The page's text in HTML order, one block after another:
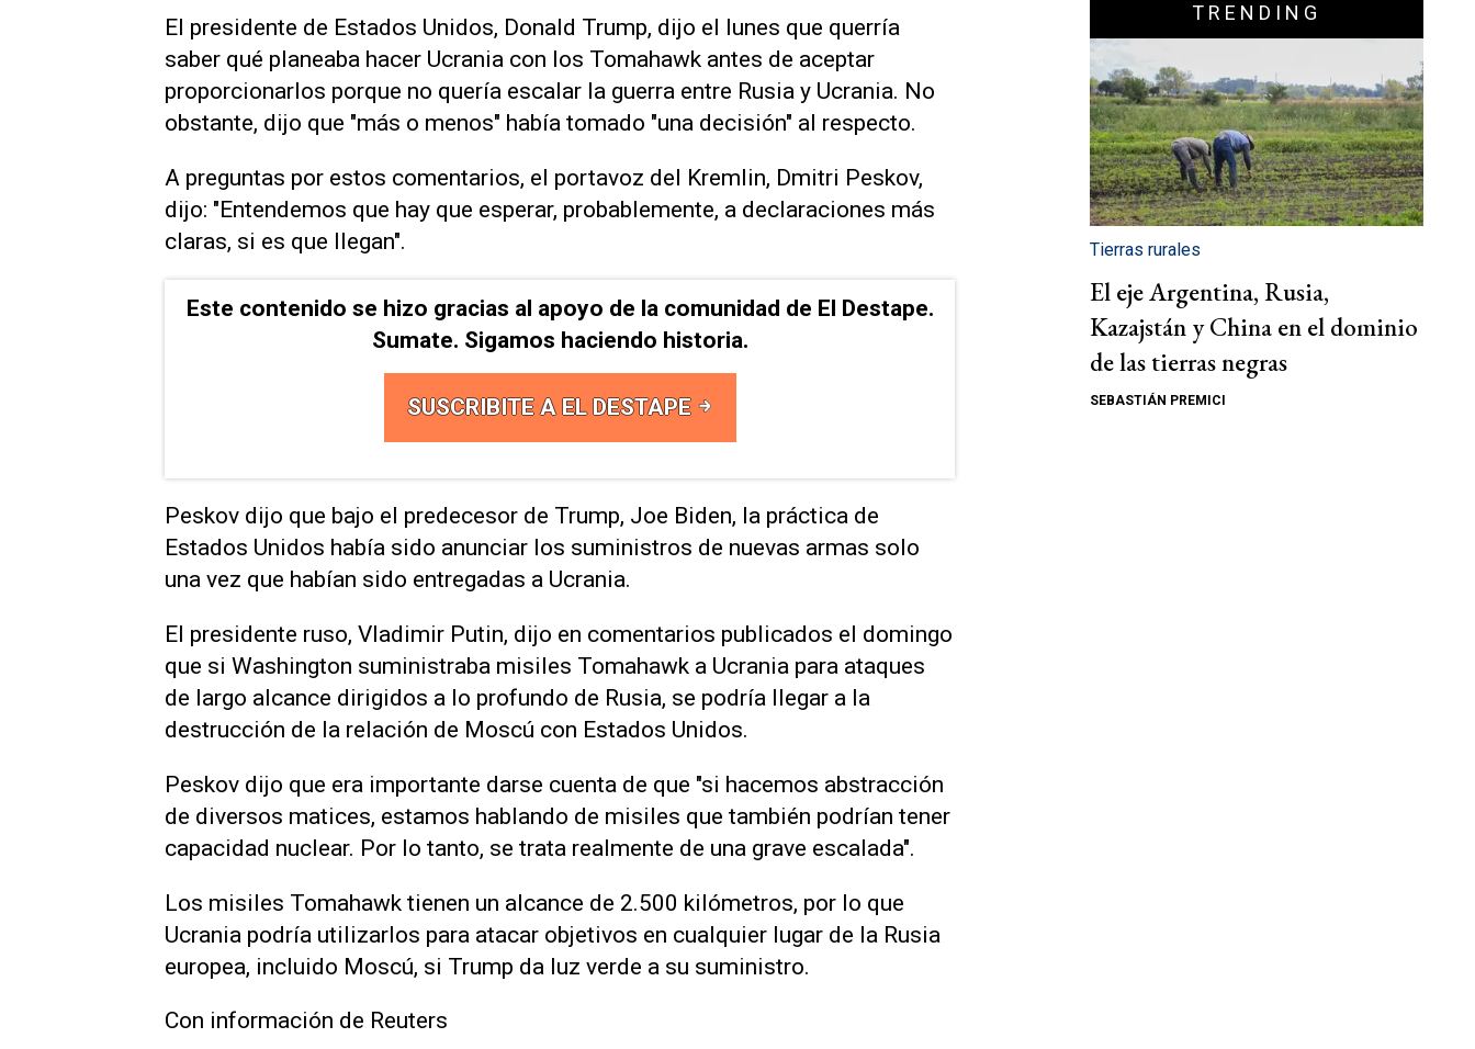
El presidente de Estados Unidos, Donald Trump, dijo el lunes que querría
saber qué planeaba hacer Ucrania con los Tomahawk antes de aceptar
proporcionarlos porque no quería escalar la guerra entre Rusia y Ucrania. No
obstante, dijo que "más o menos" había tomado "una decisión" al respecto.
A preguntas por estos comentarios, el portavoz del Kremlin, Dmitri Peskov,
dijo: "Entendemos que hay que esperar, probablemente, a declaraciones más
claras, si es que llegan".
Este contenido se hizo gracias al apoyo de la comunidad de El Destape.
Sumate. Sigamos haciendo historia.
SUSCRIBITE A EL DESTAPE
Peskov dijo que bajo el predecesor de Trump, Joe Biden, la práctica de
Estados Unidos había sido anunciar los suministros de nuevas armas solo
una vez que habían sido entregadas a Ucrania.
El presidente ruso, Vladimir Putin, dijo en comentarios publicados el domingo
que si Washington suministraba misiles Tomahawk a Ucrania para ataques
de largo alcance dirigidos a lo profundo de Rusia, se podría llegar a la
destrucción de la relación de Moscú con Estados Unidos.
Peskov dijo que era importante darse cuenta de que "si hacemos abstracción
de diversos matices, estamos hablando de misiles que también podrían tener
capacidad nuclear. Por lo tanto, se trata realmente de una grave escalada".
Los misiles Tomahawk tienen un alcance de 2.500 kilómetros, por lo que
Ucrania podría utilizarlos para atacar objetivos en cualquier lugar de la Rusia
europea, incluido Moscú, si Trump da luz verde a su suministro.
Con información de Reuters
TRENDING
Tierras rurales
El eje Argentina, Rusia,
Kazajstán y China en el dominio
de las tierras negras
SEBASTIÁN PREMICI